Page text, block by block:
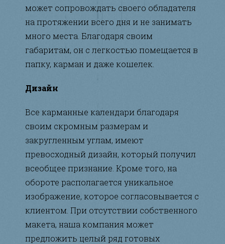
может сопровождать своего обладателя
на протяжении всего дня и не занимать
много места. Благодаря своим
габаритам, он с легкостью помещается в
папку, карман и даже кошелек.
Дизайн
Все карманные календари благодаря
своим скромным размерам и
закругленным углам, имеют
превосходный дизайн, который получил
всеобщее признание. Кроме того, на
обороте располагается уникальное
изображение, которое согласовывается с
клиентом. При отсутствии собственного
макета, наша компания может
предложить целый ряд готовых